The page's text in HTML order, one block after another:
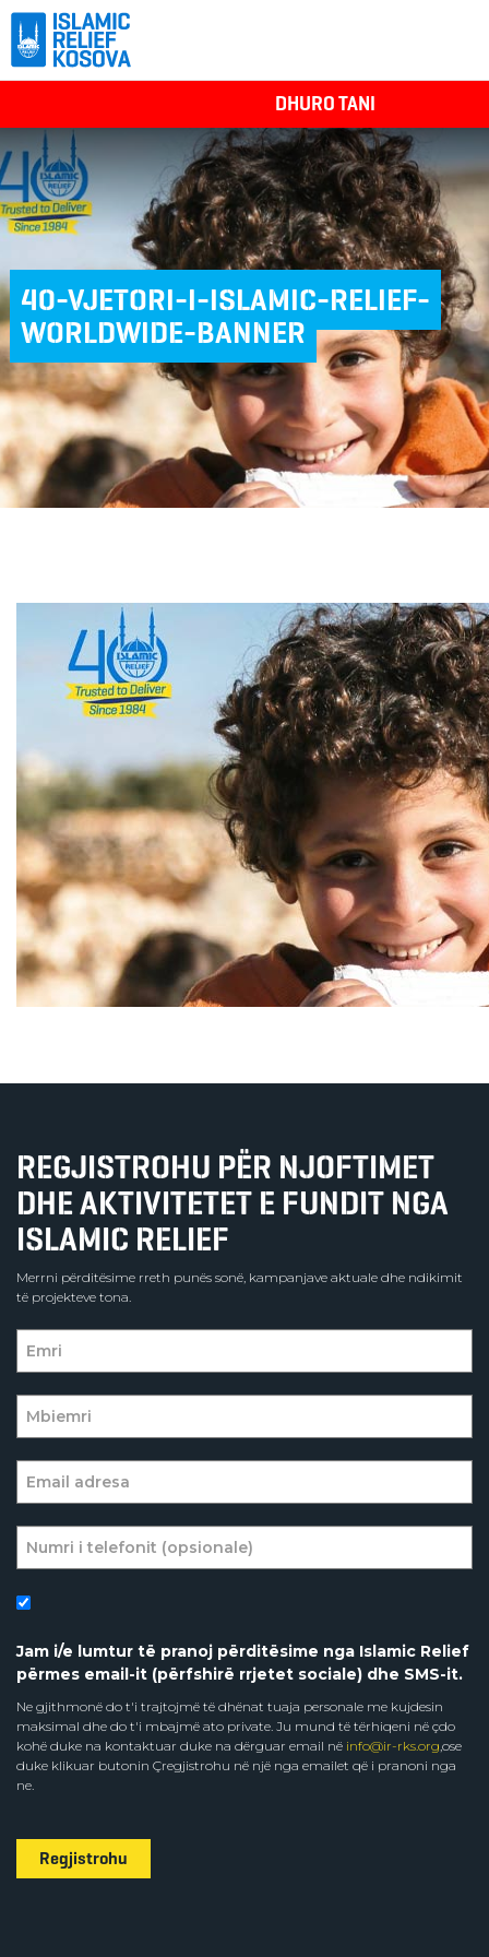
DHURO TANI
40-VJETORI-I-ISLAMIC-RELIEF-
WORLDWIDE-BANNER
REGJISTROHU PËR NJOFTIMET
DHE AKTIVITETET E FUNDIT NGA
ISLAMIC RELIEF
Merrni përditësime rreth punës sonë, kampanjave aktuale dhe ndikimit
të projekteve tona.
Jam i/e lumtur të pranoj përditësime nga Islamic Relief
përmes email-it (përfshirë rrjetet sociale) dhe SMS-it.
Ne gjithmonë do t'i trajtojmë të dhënat tuaja personale me kujdesin
maksimal dhe do t'i mbajmë ato private. Ju mund të tërhiqeni në çdo
kohë duke na kontaktuar duke na dërguar email në info@ir-rks.org,ose
duke klikuar butonin Çregjistrohu në një nga emailet që i pranoni nga
ne.
Regjistrohu